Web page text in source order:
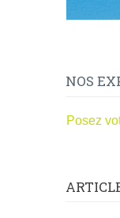
NOS
Posez